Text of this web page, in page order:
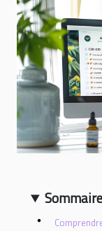
Sommaire